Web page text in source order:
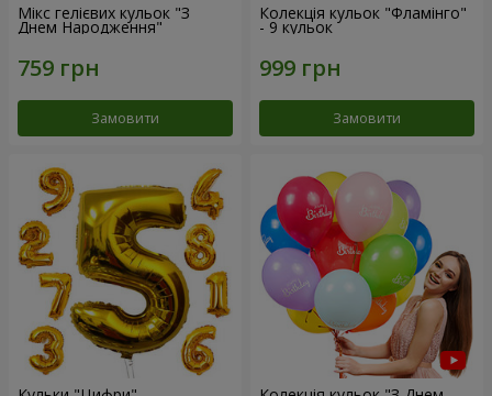
Мікс гелієвих кульок "З
Днем Народження"
Замовити
Колекція кульок "Фламінго"
- 9 кульок
Замовити